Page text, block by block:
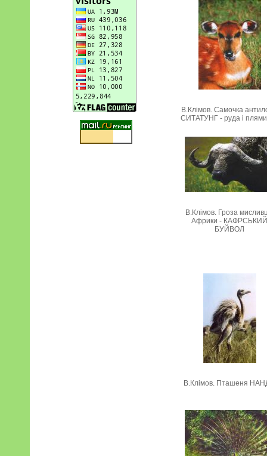
В.Клімов. Самочка
СИТАТУНГ - руда і
В.Клімов. Гроза
Африки - КАФРСЬКИЙ
БУЙВОЛ
В.Клімов. Пташеня